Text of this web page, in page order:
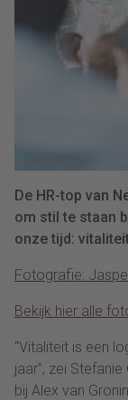
De HR-top van
om stil te staan
onze tijd:
Fotografie:
Bekijk hier alle
“Vitaliteit is een
jaar”, zei
bij Alex van